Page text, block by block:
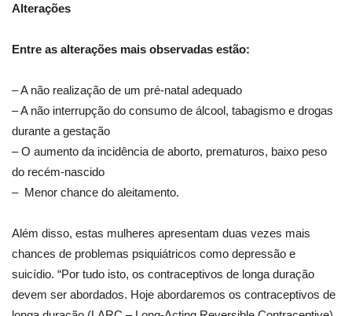
Alterações
Entre as alterações mais observadas estão:
– A não realização de um pré-natal adequado
– A não interrupção do consumo de álcool, tabagismo e drogas
durante a gestação
– ⁠O aumento da incidência de aborto, prematuros, baixo peso
do recém-nascido
– ⁠ Menor chance do aleitamento.
Além disso, estas mulheres apresentam duas vezes mais
chances de problemas psiquiátricos como depressão e
suicídio. “Por tudo isto, os contraceptivos de longa duração
devem ser abordados. Hoje abordaremos os contraceptivos de